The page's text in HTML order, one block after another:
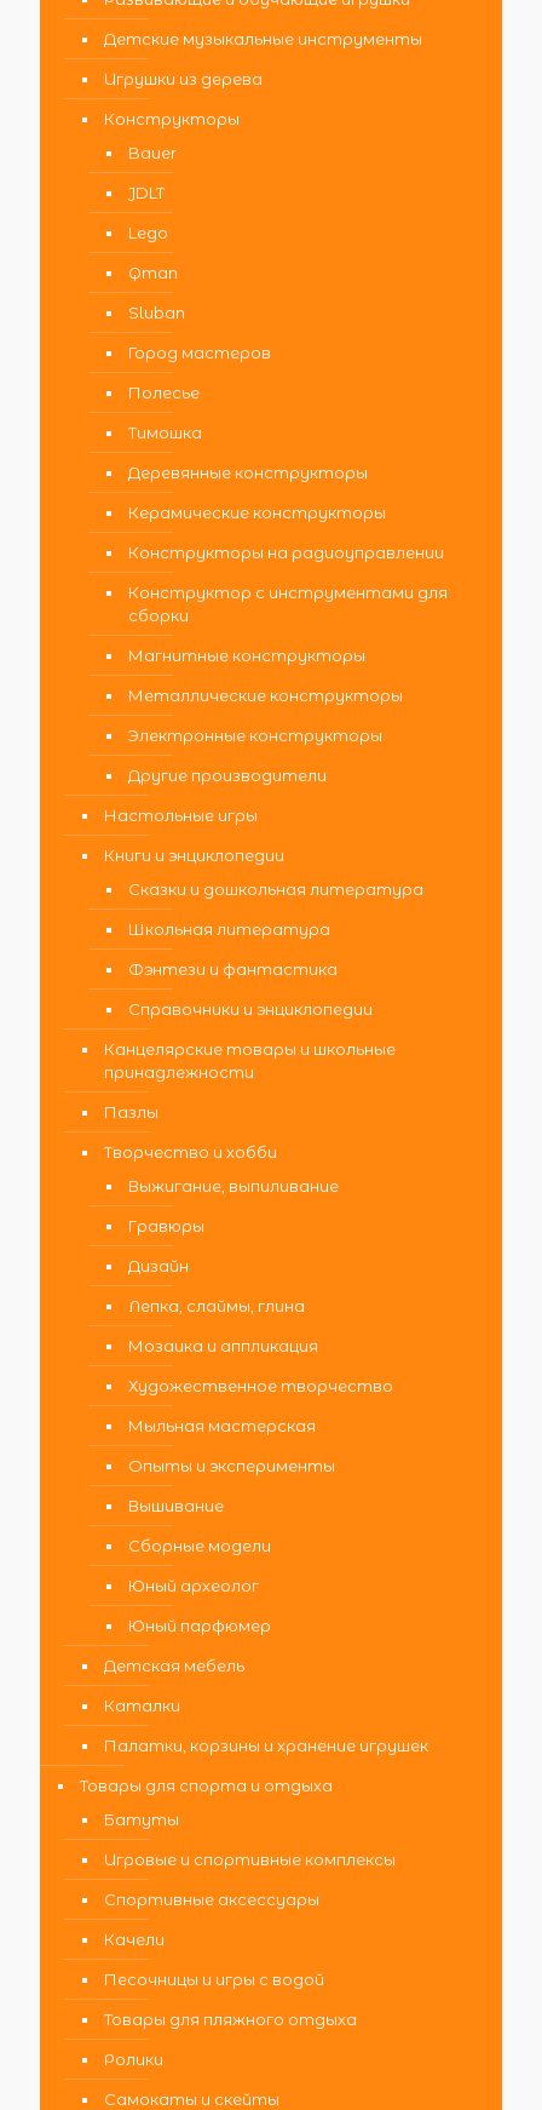
Детские музыкальные инструменты
Игрушки из дерева
Конструкторы
Bauer
JDLT
Lego
Qman
Sluban
Город мастеров
Полесье
Тимошка
Деревянные конструкторы
Керамические конструкторы
Конструкторы на радиоуправлении
Конструктор с инструментами для
сборки
Магнитные конструкторы
Металлические конструкторы
Электронные конструкторы
Другие производители
Настольные игры
Книги и энциклопедии
Сказки и дошкольная литература
Школьная литература
Фэнтези и фантастика
Справочники и энциклопедии
Канцелярские товары и школьные
принадлежности
Пазлы
Творчество и хобби
Выжигание, выпиливание
Гравюры
Дизайн
Лепка, слаймы, глина
Мозаика и аппликация
Художественное творчество
Мыльная мастерская
Опыты и эксперименты
Вышивание
Сборные модели
Юный археолог
Юный парфюмер
Детская мебель
Каталки
Палатки, корзины и хранение игрушек
Товары для спорта и отдыха
Батуты
Игровые и спортивные комплексы
Спортивные аксессуары
Качели
Песочницы и игры с водой
Товары для пляжного отдыха
Ролики
Самокаты и скейты